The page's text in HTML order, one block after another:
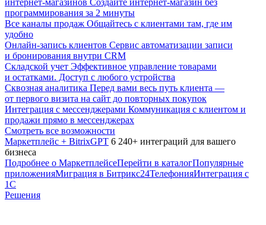
интернет-магазинов Создайте интернет-магазин без
программирования за 2 минуты
Все каналы продаж Общайтесь с клиентами там, где им
удобно
Онлайн-запись клиентов Сервис автоматизации записи
и бронирования внутри CRM
Складской учет Эффективное управление товарами
и остатками. Доступ с любого устройства
Сквозная аналитика Перед вами весь путь клиента —
от первого визита на сайт до повторных покупок
Интеграция с мессенджерами Коммуникация с клиентом и
продажи прямо в мессенджерах
Смотреть все возможности
Маркетплейс + BitrixGPT 6 240+ интеграций для вашего
бизнеса
Подробнее о МаркетплейсеПерейти в каталогПопулярные
приложенияМиграция в Битрикс24ТелефонияИнтеграция с
1С
Решения